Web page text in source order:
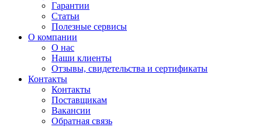
Гарантии
Статьи
Полезные сервисы
О компании
О нас
Наши клиенты
Отзывы, свидетельства и сертификаты
Контакты
Контакты
Поставщикам
Вакансии
Обратная связь